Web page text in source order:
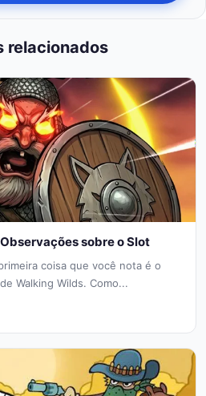
relacionados
sobre o Slot
coisa que você nota é o
Walking Wilds. Como...